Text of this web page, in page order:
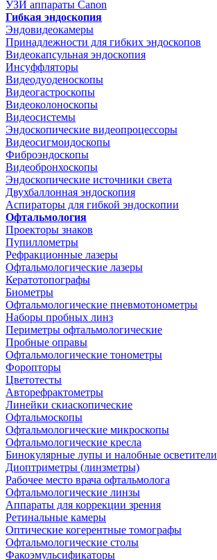
УЗИ аппараты Canon
Гибкая эндоскопия
Эндовидеокамеры
Принадлежности для гибких эндоскопов
Видеокапсульная эндоскопия
Инсуффляторы
Видеодуоденоскопы
Видеогастроскопы
Видеоколоноскопы
Видеосистемы
Эндоскопические видеопроцессоры
Видеосигмоидоскопы
Фиброэндоскопы
Видеобронхоскопы
Эндоскопические источники света
Двухбаллонная эндоскопия
Аспираторы для гибкой эндоскопии
Офтальмология
Проекторы знаков
Пупиллометры
Рефракционные лазеры
Офтальмологические лазеры
Кератотопографы
Биометры
Офтальмологические пневмотонометры
Наборы пробных линз
Периметры офтальмологические
Пробные оправы
Офтальмологические тонометры
Форопторы
Цветотесты
Авторефрактометры
Линейки скиаскопические
Офтальмоскопы
Офтальмологические микроскопы
Офтальмологические кресла
Бинокулярные лупы и налобные осветители
Диоптриметры (линзметры)
Рабочее место врача офтальмолога
Офтальмологические линзы
Аппараты для коррекции зрения
Ретинальные камеры
Оптические когерентные томографы
Офтальмологические столы
Факоэмульсификаторы